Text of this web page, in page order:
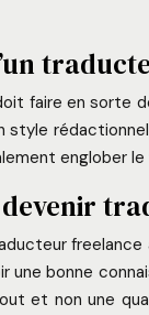
faire en sorte
style
englober
freelance
bonne
et non une